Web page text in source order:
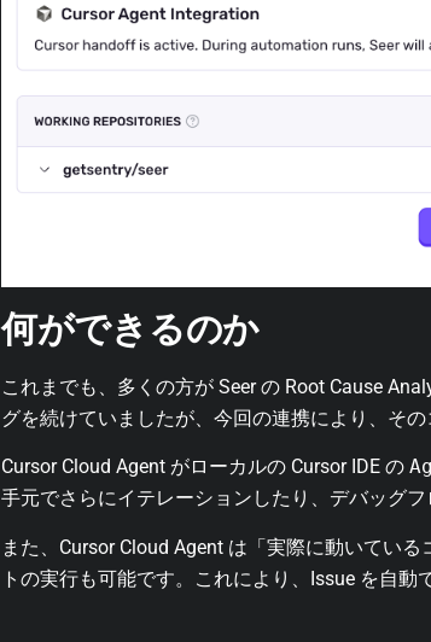
何ができるのか
これまでも、多くの方が Seer の Root Cause
グを続けていましたが、今回の連携により、その
Cursor Cloud Agent がローカルの Cursor IDE の
手元でさらにイテレーションしたり、デバッグ
また、Cursor Cloud Agent は「実際に動いてい
トの実行も可能です。これにより、Issue を自